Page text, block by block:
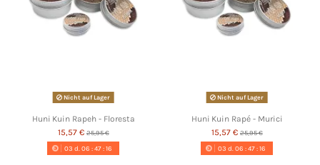
Nicht auf Lager
Huni Kuin Rapeh - Floresta
15,57 € 25,95 €
03 d. 06 :47:16
Nicht auf Lager
Huni Kuin Rapé - Murici
15,57 € 25,95 €
03 d. 06 :47:16